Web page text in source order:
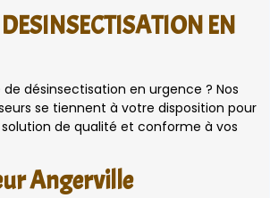
EN
de désinsectisation en urgence ? Nos
se tiennent à votre disposition pour
de qualité et conforme à vos
Angerville